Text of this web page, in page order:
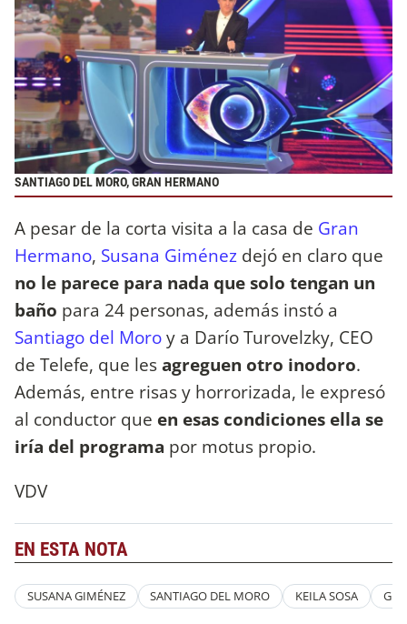
SANTIAGO DEL MORO, GRAN HERMANO
A pesar de la corta visita a la casa de Gran
Hermano, Susana Giménez dejó en claro que
no le parece para nada que solo tengan un
baño para 24 personas, además instó a
Santiago del Moroy a Darío Turovelzky, CEO
de Telefe, que lesagreguen otro inodoro.
Además, entre risas y horrorizada, le expresó
al conductor que en esas condiciones ella se
iría del programa por motus propio.
VDV
EN ESTA NOTA
SUSANA GIMÉNEZ SANTIAGO DEL MORO KEILA SOSA